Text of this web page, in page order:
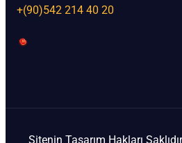
+(90)542 214 40 20
Sitenin Tasarım Hakları